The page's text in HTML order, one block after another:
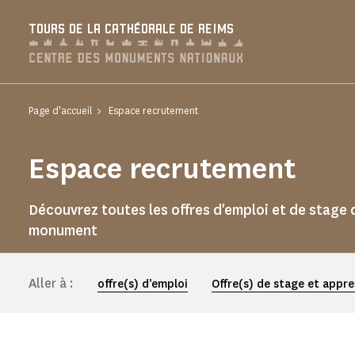
TOURS DE LA CATHÉDRALE DE REIMS
Page d'accueil Espace recrutement
Espace recrutement
Découvrez toutes les offres d'emploi et de stage
monument
Aller à : offre(s) d’emploi Offre(s) de stage et